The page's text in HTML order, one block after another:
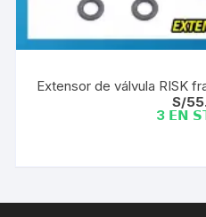
Extensor de válvula RISK
S/
3 𝗘𝗡